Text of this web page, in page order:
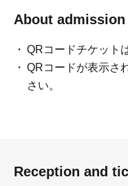
About admission
QRコードチケット
QRコードが表示さ
さい。
Reception and